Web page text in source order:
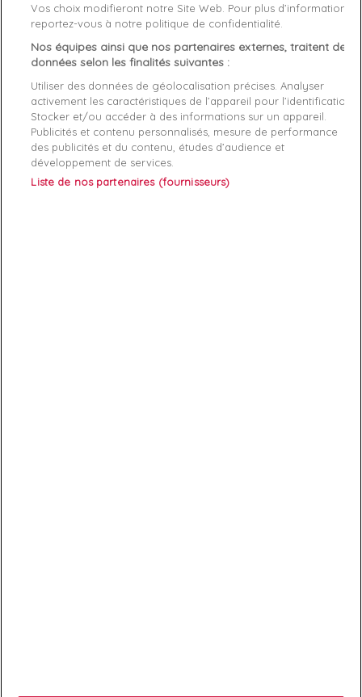
Genre Femme
Rayon Bagagerie
Démarque 35 %
Références spécifiques
EAN-13 190231378167
Vos choix modifieront notre Site Web. Pour plus d’informations,
reportez-vous à notre politique de confidentialité.
Nos équipes ainsi que nos partenaires externes, traitent des
données selon les finalités suivantes :
Utiliser des données de géolocalisation précises. Analyser
activement les caractéristiques de l’appareil pour l’identification.
Stocker et/ou accéder à des informations sur un appareil.
Publicités et contenu personnalisés, mesure de performance
des publicités et du contenu, études d’audience et
développement de services.
Liste de nos partenaires (fournisseurs)